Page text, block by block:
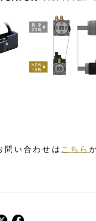
問い合わせは こちら